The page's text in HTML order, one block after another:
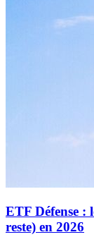
ETF Défense :
reste) en 2026